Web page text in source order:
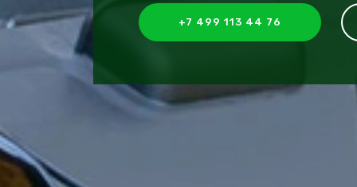
+7 499 113 44 76